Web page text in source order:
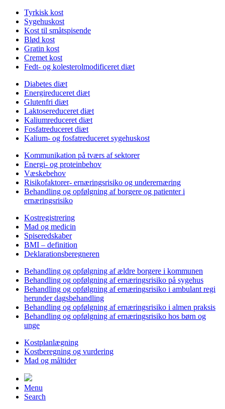
Tyrkisk kost
Sygehuskost
Kost til småtspisende
Blød kost
Gratin kost
Cremet kost
Fedt- og kolesterolmodificeret diæt
Diabetes diæt
Energireduceret diæt
Glutenfri diæt
Laktosereduceret diæt
Kaliumreduceret diæt
Fosfatreduceret diæt
Kalium- og fosfatreduceret sygehuskost
Kommunikation på tværs af sektorer
Energi- og proteinbehov
Væskebehov
Risikofaktorer- ernæringsrisiko og underernæring
Behandling og opfølgning af borgere og patienter i
ernæringsrisiko
Kostregistrering
Mad og medicin
Spiseredskaber
BMI – definition
Deklarationsberegneren
Behandling og opfølgning af ældre borgere i kommunen
Behandling og opfølgning af ernæringsrisiko på sygehus
Behandling og opfølgning af ernæringsrisiko i ambulant regi
herunder dagsbehandling
Behandling og opfølgning af ernæringsrisiko i almen praksis
Behandling og opfølgning af ernæringsrisiko hos børn og
unge
Kostplanlægning
Kostberegning og vurdering
Mad og måltider
Menu
Search